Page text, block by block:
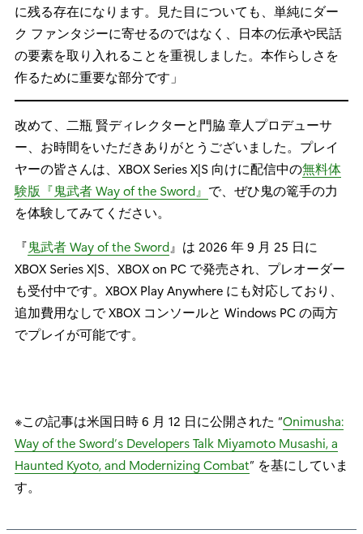
に残る存在になります。見た目についても、単純にダー
ク ファンタジーに寄せるのではなく、日本の伝承や民話
の要素を取り入れることを重視しました。本作らしさを
作るために重要な部分です」
改めて、二瓶 賢ディレクターと門脇 章人プロデューサ
ー、お時間をいただきありがとうございました。プレイ
ヤーの皆さんは、XBOX Series X|S 向けに配信中の無料体
験版『鬼武者 Way of the Sword』 で、ぜひ鬼の篭手の力
を体験してみてください。
『鬼武者 Way of the Sword』は 2026 年 9 月 25 日に
XBOX Series X|S、XBOX on PC で発売され、プレオーダー
も受付中です。XBOX Play Anywhere にも対応しており、
追加費用なしで XBOX コンソールと Windows PC の両方
でプレイが可能です。
※この記事は米国日時 6 月 12 日に公開された “Onimusha:
Way of the Sword’s Developers Talk Miyamoto Musashi, a
Haunted Kyoto, and Modernizing Combat” を基にしていま
す。